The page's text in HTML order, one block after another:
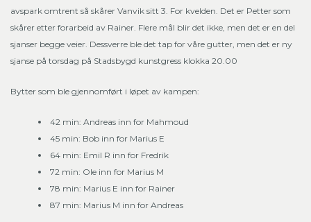
avspark omtrent så skårer Vanvik sitt 3. For kvelden. Det er Petter som
skårer etter forarbeid av Rainer. Flere mål blir det ikke, men det er en del
sjanser begge veier. Dessverre ble det tap for våre gutter, men det er ny
sjanse på torsdag på Stadsbygd kunstgress klokka 20.00
Bytter som ble gjennomført i løpet av kampen:
42 min: Andreas inn for Mahmoud
45 min: Bob inn for Marius E
64 min: Emil R inn for Fredrik
72 min: Ole inn for Marius M
78 min: Marius E inn for Rainer
87 min: Marius M inn for Andreas